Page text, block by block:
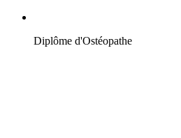
Diplôme d'Ostéopathe